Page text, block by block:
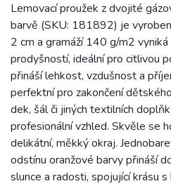
Lemovací proužek z dvojité
barvě (SKU: 181892) je
2 cm a gramáží 140 g/m2
prodyšností, ideální pro citlivou
přináší lehkost, vzdušnost a
perfektní pro zakončení
dek, šál či jiných textilních
profesionální vzhled. Skvěle se
delikátní, měkký okraj.
odstínu oranžové barvy přináší
slunce a radosti, spojující krásu